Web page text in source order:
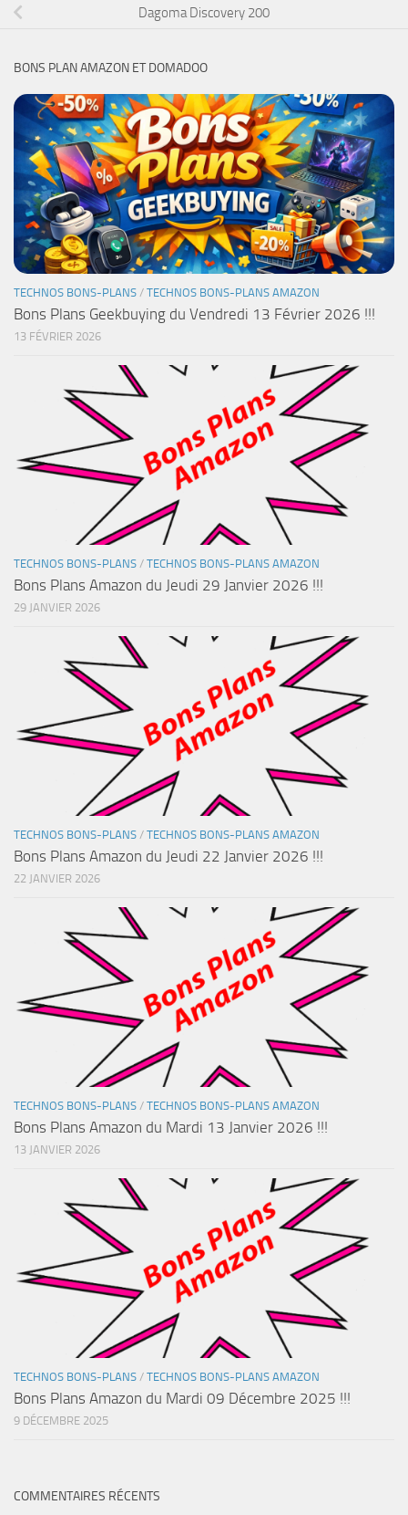
Dagoma Discovery 200
BONS PLAN AMAZON ET DOMADOO
TECHNOS BONS-PLANS / TECHNOS BONS-PLANS AMAZON
Bons Plans Geekbuying du Vendredi 13 Février 2026 !!!
13 FÉVRIER 2026
TECHNOS BONS-PLANS / TECHNOS BONS-PLANS AMAZON
Bons Plans Amazon du Jeudi 29 Janvier 2026 !!!
29 JANVIER 2026
TECHNOS BONS-PLANS / TECHNOS BONS-PLANS AMAZON
Bons Plans Amazon du Jeudi 22 Janvier 2026 !!!
22 JANVIER 2026
TECHNOS BONS-PLANS / TECHNOS BONS-PLANS AMAZON
Bons Plans Amazon du Mardi 13 Janvier 2026 !!!
13 JANVIER 2026
TECHNOS BONS-PLANS / TECHNOS BONS-PLANS AMAZON
Bons Plans Amazon du Mardi 09 Décembre 2025 !!!
9 DÉCEMBRE 2025
COMMENTAIRES RÉCENTS